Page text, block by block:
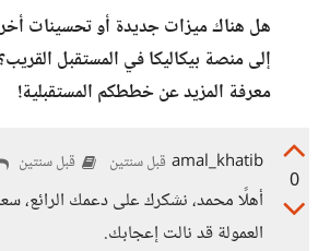
هل هناك ميزات جديدة أو تحسينات
إلى منصة بيكاليكا في المستقبل
معرفة المزيد عن خططكم المستقبلية!
0
amal_khatib قبل سنتين قبل سنتين
أهلًا محمد، نشكرك على دعمك
العمولة قد نالت إعجابك.